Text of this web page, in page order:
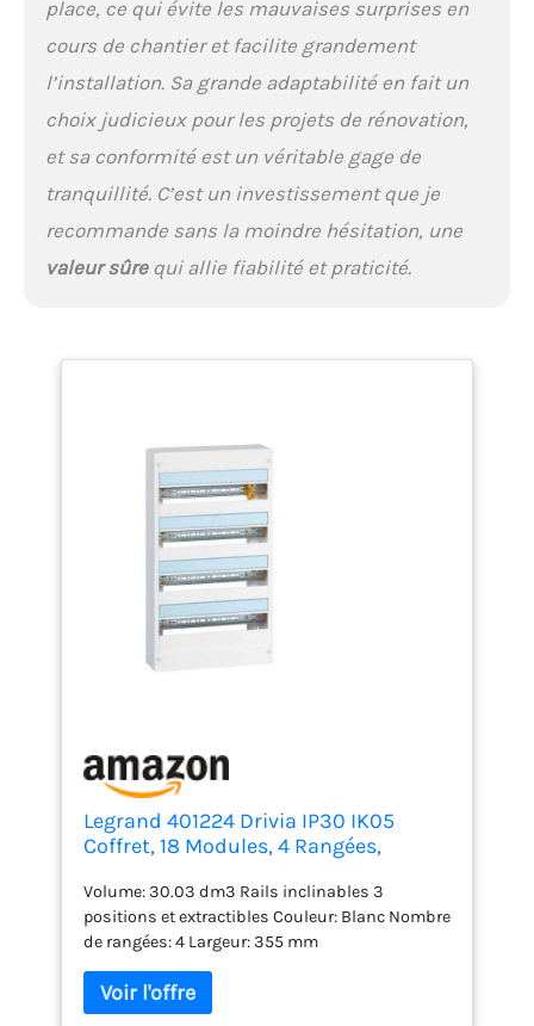
place, ce qui évite les mauvaises surprises en
cours de chantier et facilite grandement
l’installation. Sa grande adaptabilité en fait un
choix judicieux pour les projets de rénovation,
et sa conformité est un véritable gage de
tranquillité. C’est un investissement que je
recommande sans la moindre hésitation, une
valeur sûrequi allie fiabilité et praticité.
Legrand 401224 Drivia IP30 IK05
Coffret, 18 Modules, 4 Rangées,
Volume: 30.03 dm3 Rails inclinables 3
positions et extractibles Couleur: Blanc Nombre
de rangées: 4 Largeur: 355 mm